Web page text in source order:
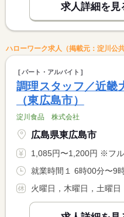
求人詳細を見
ハローワーク求人（掲載元：淀川公
パート・アルバイト
調理スタッフ／近
（東広島市）
淀川食品 株式会社
広島県東広島市
1,085円〜1,200円 ※フルタイム求人の場合は月
火曜日，木曜日，土曜日